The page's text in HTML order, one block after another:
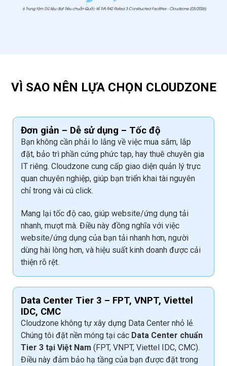
VÌ SAO NÊN LỰA CHỌN CLOUDZONE
Đơn giản – Dễ sử dụng – Tốc độ
Bạn không cần phải lo lắng về việc mua sắm, lắp
đặt, bảo trì phần cứng phức tạp, hay thuê chuyên gia
IT riêng. Cloudzone cung cấp giao diện quản lý trực
quan chuyên nghiệp, giúp bạn triển khai tài nguyên
chỉ trong vài cú click.
Mang lại tốc độ cao, giúp website/ứng dụng tải
nhanh, mượt mà. Điều này đồng nghĩa với việc
website/ứng dụng của bạn tải nhanh hơn, người
dùng hài lòng hơn, và hiệu suất kinh doanh được cải
thiện rõ rệt.
Data Center Tier 3 – FPT, VNPT, Viettel
IDC, CMC
Cloudzone không tự xây dựng Data Center nhỏ lẻ.
Chúng tôi đặt nền móng tại các Data Center chuẩn
Tier 3 tại Việt Nam (FPT, VNPT, Viettel IDC, CMC).
Điều này đảm bảo hạ tầng của bạn được đặt trong